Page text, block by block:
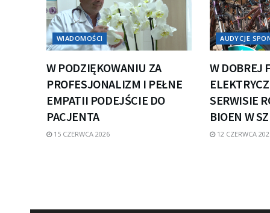
WIADOMOŚCI
W PODZIĘKOWANIU ZA
PROFESJONALIZM I PEŁNE
EMPATII PODEJŚCIE DO
PACJENTA
15 CZERWCA 2026
AUDYCJE
W DOBREJ
SERWISIE
BIOEN W
12 CZERWCA